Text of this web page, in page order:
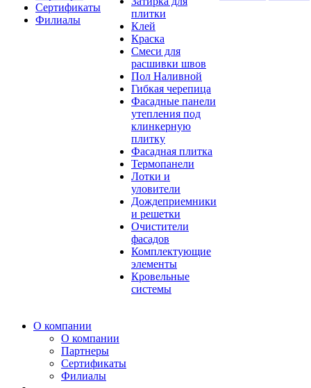
Сертификаты
Филиалы
плитки
Клей
Краска
Смеси для
расшивки швов
Пол Наливной
Гибкая черепица
Фасадные панели
утепления под
клинкерную
плитку
Фасадная плитка
Термопанели
Лотки и
уловители
Дождеприемники
и решетки
Очистители
фасадов
Комплектующие
элементы
Кровельные
системы
О компании
О компании
Партнеры
Сертификаты
Филиалы